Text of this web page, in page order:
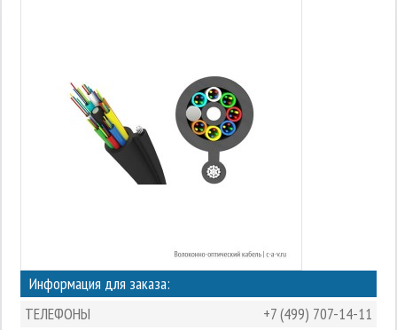
Информация для заказа:
ТЕЛЕФОНЫ
+7 (499) 707-14-11